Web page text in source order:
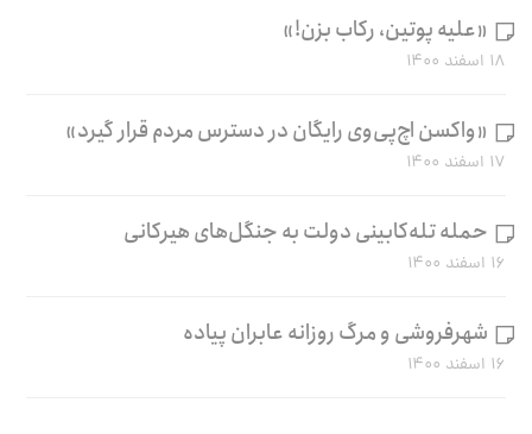
«علیه پوتین، رکاب بزن!»
۱۸ اسفند ۱۴۰۰
«واکسن اچ‌پی‌وی رایگان در دسترس مردم قرار گیرد»
۱۷ اسفند ۱۴۰۰
حمله تله‌کابینی دولت به جنگل‌های هیرکانی
۱۶ اسفند ۱۴۰۰
شهرفروشی و مرگ روزانه عابران پیاده
۱۶ اسفند ۱۴۰۰